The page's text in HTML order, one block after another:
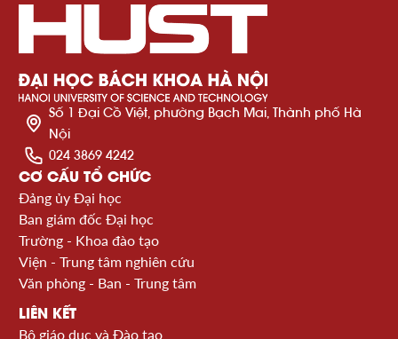
Số 1 Đại Cồ Việt, phường Bạch Mai, Thành phố Hà
Nội
024 3869 4242
CƠ CẤU TỔ CHỨC
Đảng ủy Đại học
Ban giám đốc Đại học
Trường - Khoa đào tạo
Viện - Trung tâm nghiên cứu
Văn phòng - Ban - Trung tâm
LIÊN KẾT
Bộ giáo dục và Đào tạo